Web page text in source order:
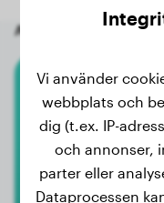
Andra slumpmässiga
Vi använder
webbplats och
dig (t.ex. IP-
och annonser,
parter eller
Dataprocessen